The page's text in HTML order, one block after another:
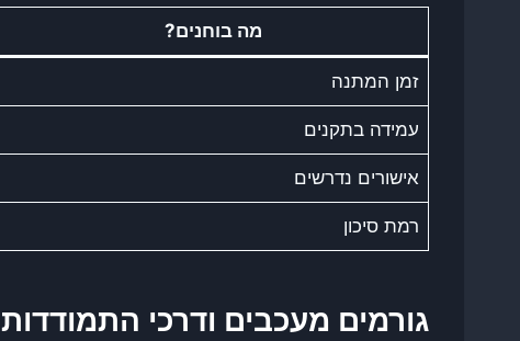
מה בוחנים?
זמן המתנה
עמידה בתקנים
אישורים נדרשים
רמת סיכון
גורמים מעכבים ודרכי התמודדות